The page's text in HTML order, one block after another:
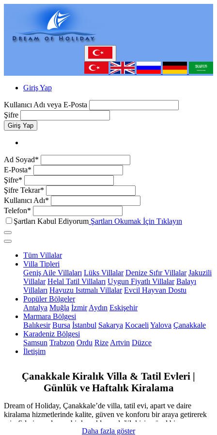
Giriş Yap
Kullanıcı Adı veya E-Posta
Şifre
Giriş Yap
Ad Soyad*
E-Posta*
Şifre*
Şifre Tekrar*
Kullanıcı Adı*
Telefon*
Şartları Kabul Ediyorum Şartları Okumak İçin Tıklayın
Tüm Villalar
Villa Tipleri
Geniş Aile Villaları Lüks Villalar Denize Sıfır Villalar Jakuzili
Villalar Helal Tatil Villaları Uygun Fiyatlı Villalar Balayı
Villaları Havuzu Isıtmalı Villalar Evcil Hayvan Dostu
Popüler Bölgeler
Antalya Muğla İzmir Aydın Eskişehir
Marmara Bölgesi
Balıkesir Bursa İstanbul Sakarya Kocaeli Yalova Çanakkale
Karadeniz Bölgesi
Samsun Trabzon Ordu Rize Artvin Düzce
İletişim
Çanakkale Kiralık Villa & Tatil Evleri |
Günlük ve Haftalık Kiralama
Dream of Holiday, Çanakkale’de villa, tatil evi, apart ve daire
kiralama hizmetlerinde kalite, güven ve konforu bir araya getirerek
misafirlerine yalnızca bir konaklama değil; kişiye özel bir yaşam
deneyimi sunuyor. Modern mimariye sahip villalarımızdan taş
Daha fazla göster